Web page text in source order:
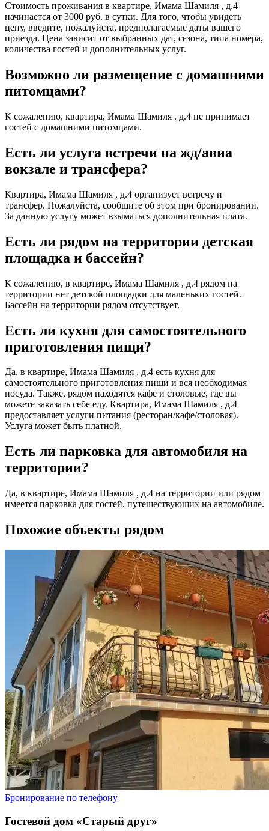
Стоимость проживания в квартире, Имама Шамиля , д.4
начинается от 3000 руб. в сутки. Для того, чтобы увидеть
цену, введите, пожалуйста, предполагаемые даты вашего
приезда. Цена зависит от выбранных дат, сезона, типа номера,
количества гостей и дополнительных услуг.
Возможно ли размещение с домашними
питомцами?
К сожалению, квартира, Имама Шамиля , д.4 не принимает
гостей с домашними питомцами.
Есть ли услуга встречи на жд/авиа
вокзале и трансфера?
Квартира, Имама Шамиля , д.4 организует встречу и
трансфер. Пожалуйста, сообщите об этом при бронировании.
За данную услугу может взыматься дополнительная плата.
Есть ли рядом на территории детская
площадка и бассейн?
К сожалению, в квартире, Имама Шамиля , д.4 рядом на
территории нет детской площадки для маленьких гостей.
Бассейн на территории рядом отсутствует.
Есть ли кухня для самостоятельного
приготовления пищи?
Да, в квартире, Имама Шамиля , д.4 есть кухня для
самостоятельного приготовления пищи и вся необходимая
посуда. Также, рядом находятся кафе и столовые, где вы
можете заказать себе еду. Квартира, Имама Шамиля , д.4
предоставляет услуги питания (ресторан/кафе/столовая).
Услуга может быть платной.
Есть ли парковка для автомобиля на
территории?
Да, в квартире, Имама Шамиля , д.4 на территории или рядом
имеется парковка для гостей, путешествующих на автомобиле.
Похожие объекты рядом
Бронирование по телефону
Гостевой дом «Старый друг»